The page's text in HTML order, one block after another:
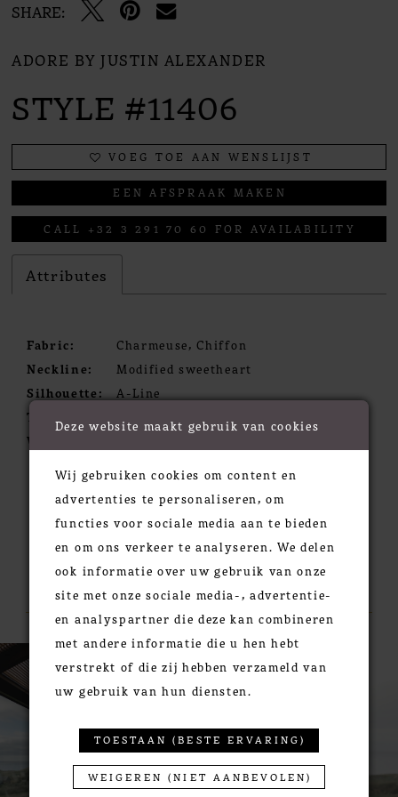
SHARE:
ADORE BY JUSTIN ALEXANDER
STYLE #11406
VOEG TOE AAN WENSLIJST
EEN AFSPRAAK MAKEN
CALL +32 3 291 70 60 FOR AVAILABILITY
Attributes
Fabric:
Charmeuse, Chiffon
Neckline:
Modified sweetheart
Silhouette:
A-Line
Train:
Waistline:
RELATED PRODUCTS
Related
Products
Carousel
Skip
to
end
PAUSE AUTOPLAY
PREVIOUS SLIDE
NEXT SLIDE
1
2
Deze website maakt gebruik van cookies
Wij gebruiken cookies om content en
advertenties te personaliseren, om
functies voor sociale media aan te bieden
en om ons verkeer te analyseren. We delen
ook informatie over uw gebruik van onze
site met onze sociale media-, advertentie-
en analyspartner die deze kan combineren
met andere informatie die u hen hebt
verstrekt of die zij hebben verzameld van
uw gebruik van hun diensten.
TOESTAAN (BESTE ERVARING)
WEIGEREN (NIET AANBEVOLEN)